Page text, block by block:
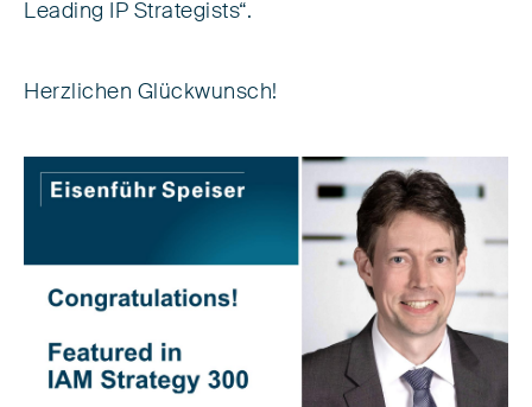
Leading IP Strategists“.
Herzlichen Glückwunsch!